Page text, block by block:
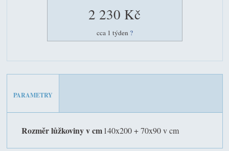
2 230 Kč
cca 1 týden ?
PARAMETRY
Rozměr lůžkoviny v cm140x200 + 70x90 v cm